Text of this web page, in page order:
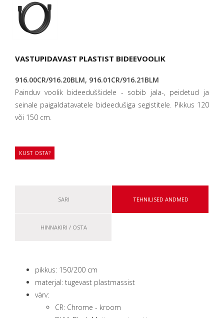
VASTUPIDAVAST PLASTIST BIDEEVOOLIK
916.00CR/916.20BLM, 916.01CR/916.21BLM
Painduv voolik bideeduššidele - sobib jala-, peidetud ja
seinale paigaldatavatele bideedušiga segistitele. Pikkus 120
või 150 cm.
KUST OSTA?
SARI TEHNILISED ANDMED
HINNAKIRI / OSTA
pikkus: 150/200 cm
materjal: tugevast plastmassist
värv:
CR: Chrome - kroom